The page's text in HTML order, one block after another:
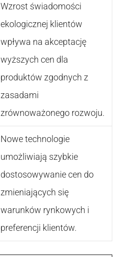
Wzrost świadomości
ekologicznej klientów
wpływa na akceptację
wyższych cen dla
produktów zgodnych z
zasadami
zrównoważonego rozwoju.
Nowe technologie
umożliwiają szybkie
dostosowywanie cen do
zmieniających się
warunków rynkowych i
preferencji klientów.